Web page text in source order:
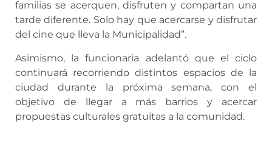
familias se acerquen, disfruten y compartan una
tarde diferente. Solo hay que acercarse y disfrutar
del cine que lleva la Municipalidad”.
Asimismo, la funcionaria adelantó que el ciclo
continuará recorriendo distintos espacios de la
ciudad durante la próxima semana, con el
objetivo de llegar a más barrios y acercar
propuestas culturales gratuitas a la comunidad.